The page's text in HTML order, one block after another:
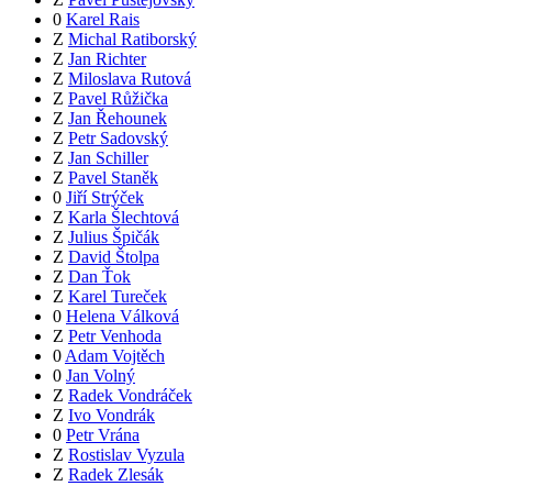
0 Karel Rais
Z Michal Ratiborský
Z Jan Richter
Z Miloslava Rutová
Z Pavel Růžička
Z Jan Řehounek
Z Petr Sadovský
Z Jan Schiller
Z Pavel Staněk
0 Jiří Strýček
Z Karla Šlechtová
Z Julius Špičák
Z David Štolpa
Z Dan Ťok
Z Karel Tureček
0 Helena Válková
Z Petr Venhoda
0 Adam Vojtěch
0 Jan Volný
Z Radek Vondráček
Z Ivo Vondrák
0 Petr Vrána
Z Rostislav Vyzula
Z Radek Zlesák